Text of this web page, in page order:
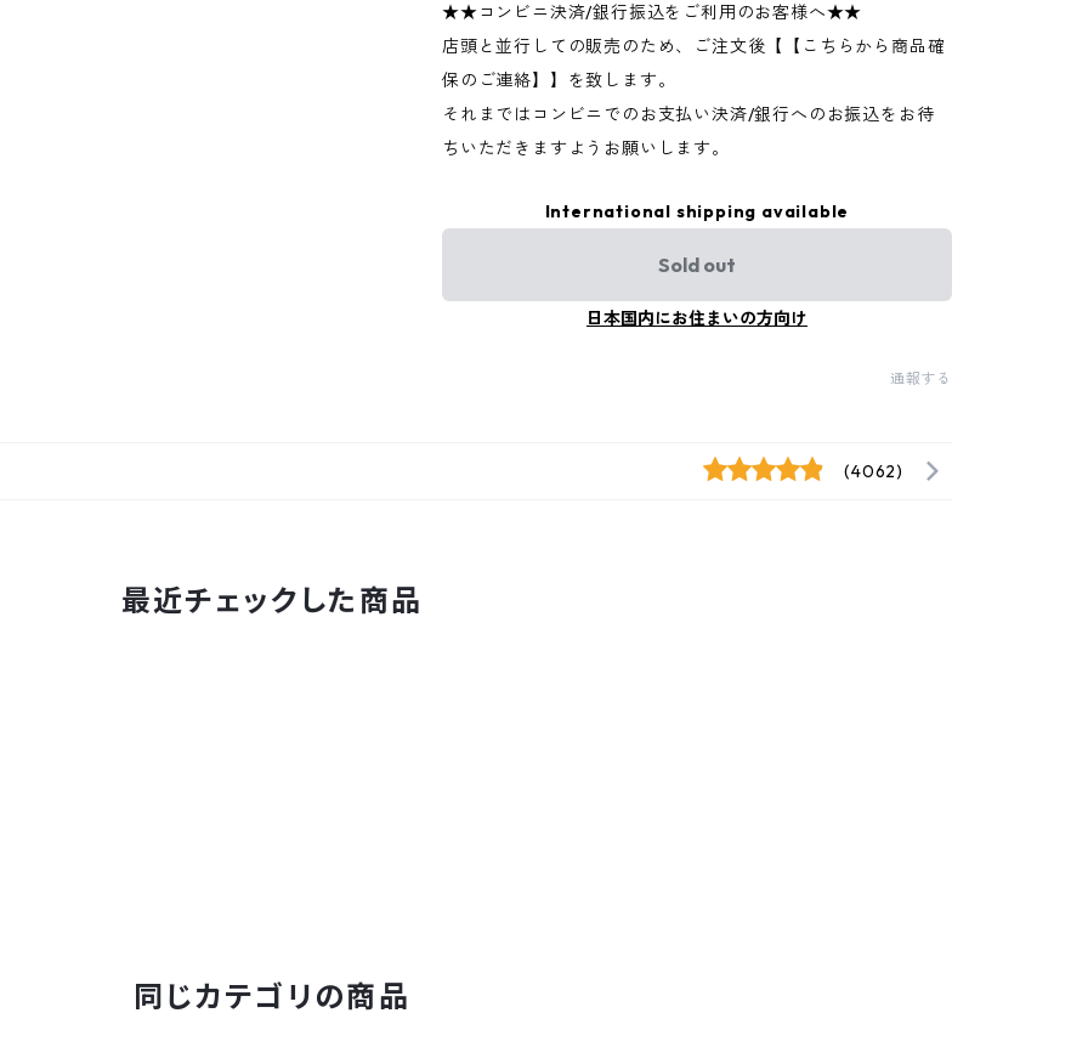
★★コンビニ決済/銀行振込をご利用のお客様へ★★
店頭と並行しての販売のため、ご注文後【【こちらから商品確
保のご連絡】】を致します。
それまではコンビニでのお支払い決済/銀行へのお振込をお待
ちいただきますようお願いします。
International shipping available
Sold out
日本国内にお住まいの方向け
通報する
(4062)
最近チェックした商品
同じカテゴリの商品